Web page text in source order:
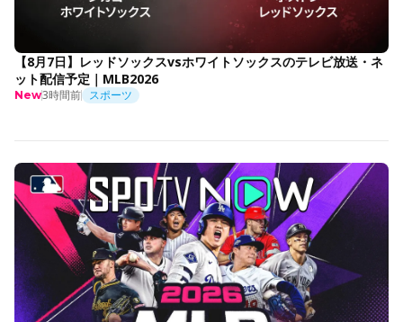
【8月7日】レッドソックスvsホワイトソックスのテレビ放送・ネ
ット配信予定｜MLB2026
New3時間前 スポーツ